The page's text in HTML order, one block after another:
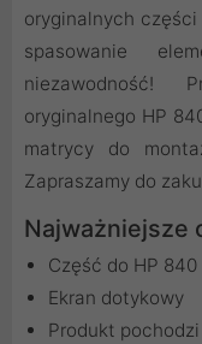
oryginalnych części
spasowanie
niezawodność!
oryginalnego HP
matrycy do
Zapraszamy do
Najważniejsze
Część do HP 840
Ekran dotykowy
Produkt